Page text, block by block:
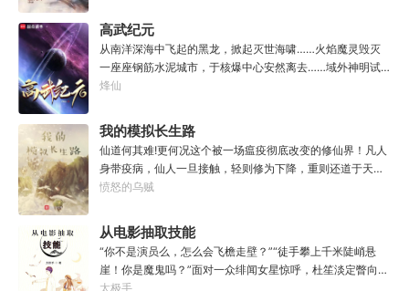
力解锁图鉴。3.一切解释归游戏所有。
之志。一时机发，便可翻云覆雨，决势分野，定鼎问道，证
位成龙。作为一个迷路的穿越者，张行一开始也想成龙，但
后来，他发现这个行当卷的太厉害了，就决定改行，去黜落
群龙。所谓行尽天下路，使天地处处通，黜遍天下龙，使世
间人人可为龙。
高武纪元
从南洋深海中飞起的黑龙，掀起灭世海啸……火焰魔灵毁灭
一座座钢筋水泥城市，于核爆中心安然离去……域外神明试
图统治整片星海……这是人类科技高度发达的未来世界。也
源，心怀能观想星海的奇异神宫，在这个世界艰难前行。多
年以后。“我现在的飞行速度是122682米/每秒，力量爆发
是……”李源在距蓝星表层约180公里的大气层中极速飞行，
冰冷眸子盯着昏暗虚空尽头那条形似神话传说中神龙的庞然
大物：“你，应该是所有入侵半神生命体中最强的一个
烽仙
我的模拟长生路
仙道何其难!更何况这个被一场瘟疫彻底改变的修仙界！凡人
身带疫病，仙人一旦接触，轻则修为下降，重则还道于天，
于是仙凡永隔；仙法不可同修，整个修仙界成为了一个巨大
凡尘中打滚，蹉跎一生。好在临终之时终于觉醒异宝，能够
化真为假，将真实的人生转为黄粱一梦，重回刚穿越之时！
于是，李凡开始了他的漫漫长生路！第二世，李凡历时五十
载终权倾天下，但却遍寻世间而不见仙踪。只在人生的末尾
愤怒的乌贼
从电影抽取技能
“你不是演员么，怎么会飞檐走壁？”“徒手攀上千米陡峭悬
崖！你是魔鬼吗？”面对一众绯闻女星惊呼，杜笙淡定瞥向从
影片中获得的绝技：【龙象般若功（紫）：十龙十象之力，
太极手